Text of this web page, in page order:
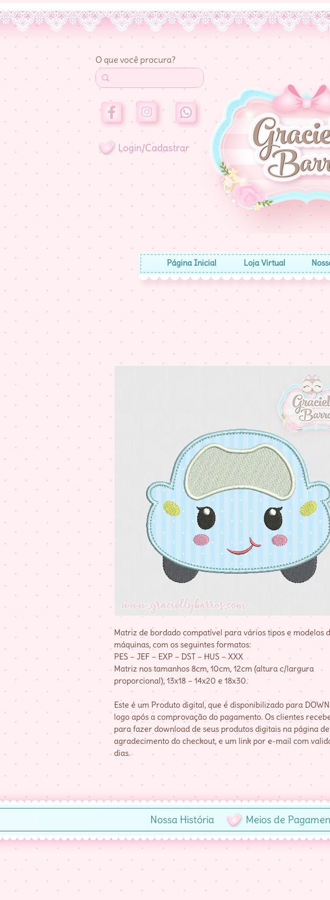
O que você procura?
Login/Cadastrar
Página Inicial Loja Virtual
Matriz de bordado compatível para vários tipos e modelos
máquinas, com os seguintes formatos:
PES – JEF – EXP – DST – HUS – XXX
Matriz nos tamanhos 8cm, 10cm, 12cm (altura c/largura
proporcional), 13x18 – 14x20 e 18x30.
Este é um Produto digital, que é disponibilizado para
logo após a comprovação do pagamento. Os clientes
para fazer download de seus produtos digitais na página de
agradecimento do checkout, e um link por e-mail com
dias.
Nossa História Meios de